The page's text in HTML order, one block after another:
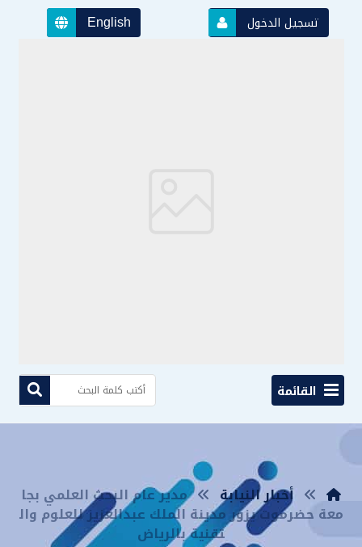
English تسجيل الدخول
القائمة
أخبار النيابة مدير عام البحث العلمي بجا
معة حضرموت يزور مدينة الملك عبدالعزيز للعلوم وال
تقنية بالرياض